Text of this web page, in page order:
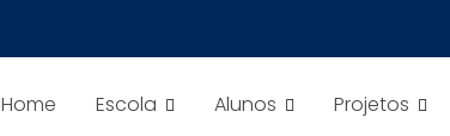
Home Escola Alunos Projetos